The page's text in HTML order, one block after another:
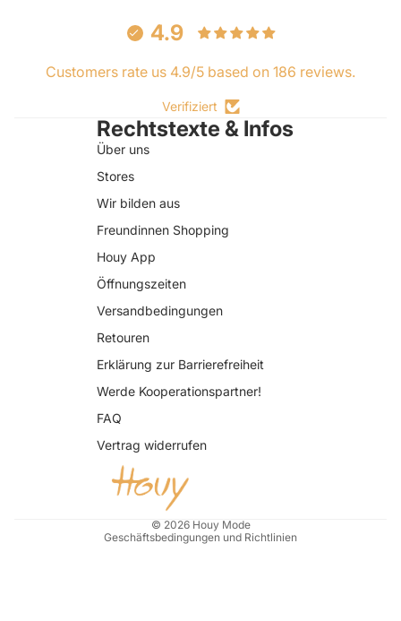
4.9
Customers rate us 4.9/5 based on 186 reviews.
Verifiziert
Rechtstexte & Infos
Über uns
Stores
Wir bilden aus
Freundinnen Shopping
Houy App
Öffnungszeiten
Versandbedingungen
Retouren
Erklärung zur Barrierefreiheit
Werde Kooperationspartner!
FAQ
Vertrag widerrufen
© 2026 Houy Mode
Geschäftsbedingungen und Richtlinien
Kontaktinformationen